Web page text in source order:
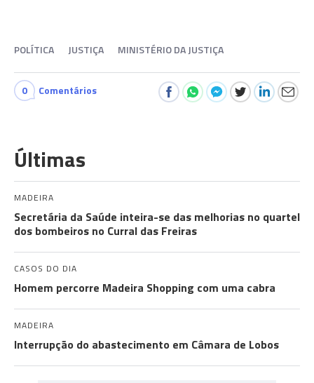
POLÍTICA JUSTIÇA MINISTÉRIO DA JUSTIÇA
0 Comentários
Últimas
MADEIRA
Secretária da Saúde inteira-se das melhorias no quartel
dos bombeiros no Curral das Freiras
CASOS DO DIA
Homem percorre Madeira Shopping com uma cabra
MADEIRA
Interrupção do abastecimento em Câmara de Lobos